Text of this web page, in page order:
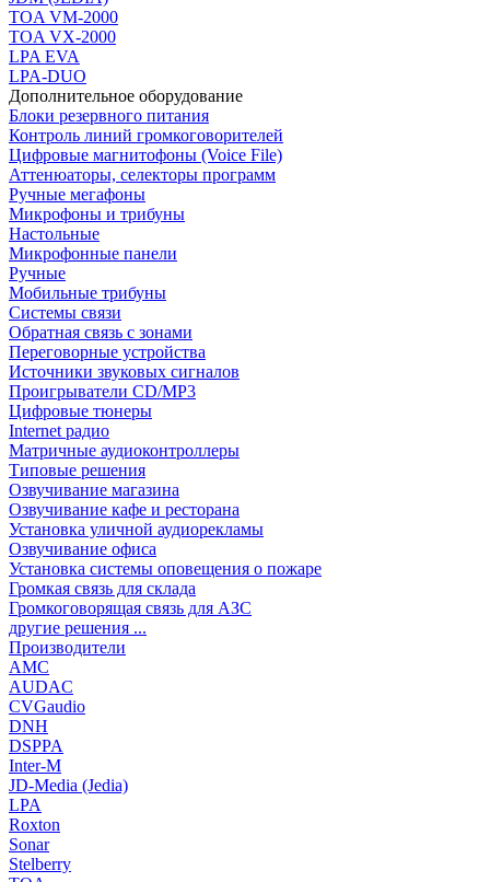
TOA VM-2000
TOA VX-2000
LPA EVA
LPA-DUO
Дополнительное оборудование
Блоки резервного питания
Контроль линий громкоговорителей
Цифровые магнитофоны (Voice File)
Аттенюаторы, селекторы программ
Ручные мегафоны
Микрофоны и трибуны
Настольные
Микрофонные панели
Ручные
Мобильные трибуны
Системы связи
Обратная связь с зонами
Переговорные устройства
Источники звуковых сигналов
Проигрыватели CD/MP3
Цифровые тюнеры
Internet радио
Матричные аудиоконтроллеры
Типовые решения
Озвучивание магазина
Озвучивание кафе и ресторана
Установка уличной аудиорекламы
Озвучивание офиса
Установка системы оповещения о пожаре
Громкая связь для склада
Громкоговорящая связь для АЗС
другие решения ...
Производители
AMC
AUDAC
CVGaudio
DNH
DSPPA
Inter-M
JD-Media (Jedia)
LPA
Roxton
Sonar
Stelberry